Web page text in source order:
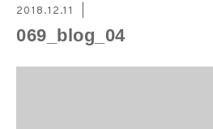
2018.12.11
069_blog_04